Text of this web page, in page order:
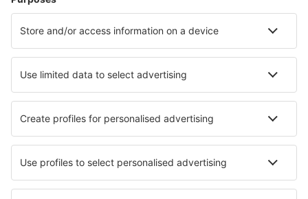
Ubytování
Let+Hotel
Transfery
Sportovní události
Přečtěte si více
Garance nejnižší ceny
Mobilní aplikace
Letecké společnosti